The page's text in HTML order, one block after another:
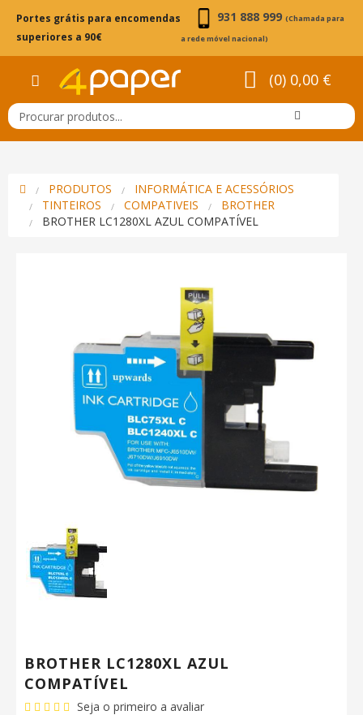
Portes grátis para encomendas
superiores a 90€
931 888 999 (Chamada para
a rede móvel nacional)
(0) 0,00 €
PRODUTOS
INFORMÁTICA E ACESSÓRIOS
TINTEIROS
COMPATIVEIS
BROTHER
BROTHER LC1280XL AZUL COMPATÍVEL
BROTHER LC1280XL AZUL
COMPATÍVEL
Seja o primeiro a avaliar